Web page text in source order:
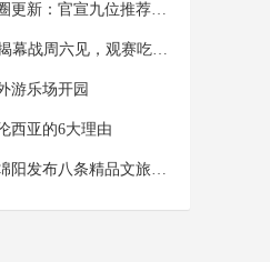
熊猫路书朋友圈更新：官宣九位推荐官！
@球迷 “川超”揭幕战周六见，观赛吃美食打卡攻略来了！
游乐场开园
⻄亚的6⼤理由
推广微度假，绵阳发布八条精品文旅线路 这份绵阳周末游指南请查收